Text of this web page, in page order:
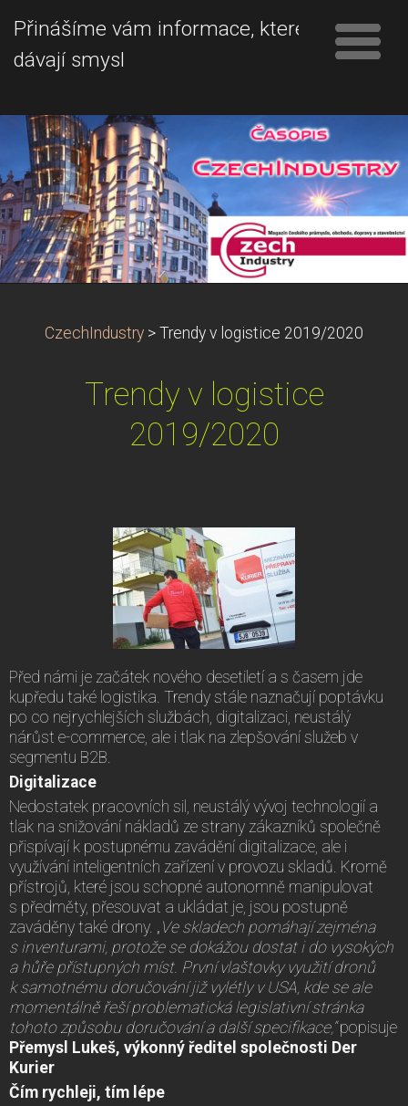
Přinášíme vám informace, které
dávají smysl
CzechIndustry > Trendy v logistice 2019/2020
Trendy v logistice
2019/2020
Před námi je začátek nového desetiletí a s časem jde
kupředu také logistika. Trendy stále naznačují poptávku
po co nejrychlejších službách, digitalizaci, neustálý
nárůst e-commerce, ale i tlak na zlepšování služeb v
segmentu B2B.
Digitalizace
Nedostatek pracovních sil, neustálý vývoj technologií a
tlak na snižování nákladů ze strany zákazníků společně
přispívají k postupnému zavádění digitalizace, ale i
využívání inteligentních zařízení v provozu skladů. Kromě
přístrojů, které jsou schopné autonomně manipulovat
s předměty, přesouvat a ukládat je, jsou postupně
zaváděny také drony. „ Ve skladech pomáhají zejména
s inventurami, protože se dokážou dostat i do vysokých
a hůře přístupných míst. První vlaštovky využití dronů
k samotnému doručování již vylétly v USA, kde se ale
momentálně řeší problematická legislativní stránka
tohoto způsobu doručování a další specifikace,“popisuje
Přemysl Lukeš, výkonný ředitel společnosti Der
Kurier
Čím rychleji, tím lépe